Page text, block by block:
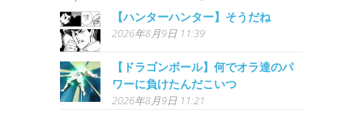
【ハンターハンター】そうだね
2026年8月9日 11:39
【ドラゴンボール】何でオラ達のパ
ワーに負けたんだこいつ
2026年8月9日 11:21